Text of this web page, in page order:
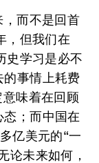
而不是回首
，但我们在
史学习是必不
事情上耗费
味着在回顾
；而中国在
亿美元的“一
论未来如何，